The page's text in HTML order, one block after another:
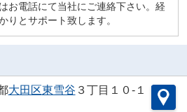
お電話にて当社にご連絡下さい。経
りとサポート致します。
大田区東雪谷 ３丁目１０-１